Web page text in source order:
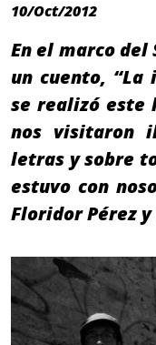
10/Oct/2012
En el marco del
un cuento, “La
se realizó este
nos visitaron
letras y sobre
estuvo con
Floridor Pérez